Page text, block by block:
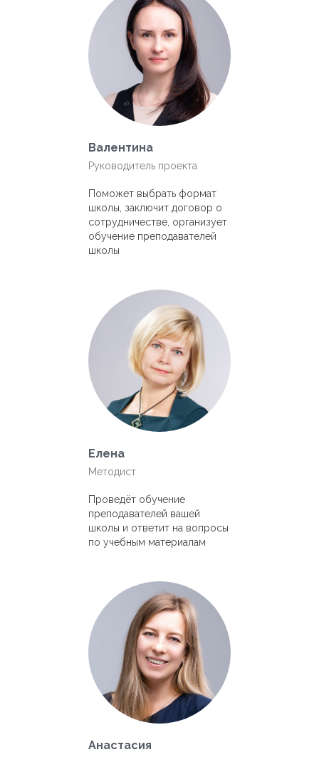
Валентина
Руководитель проекта
Поможет выбрать формат
школы, заключит договор о
сотрудничестве, организует
обучение преподавателей
школы
Елена
Методист
Проведёт обучение
преподавателей вашей
школы и ответит на вопросы
по учебным материалам
Анастасия